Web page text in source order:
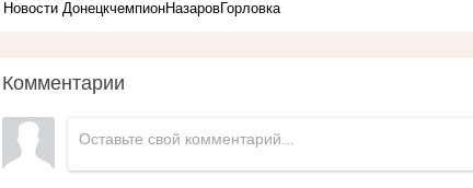
Новости ДонецкчемпионНазаровГорловка
Комментарии